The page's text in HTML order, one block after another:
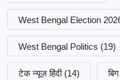
West Bengal Election
West Bengal Politics (19)
टेक न्यूज़ हिंदी (14)